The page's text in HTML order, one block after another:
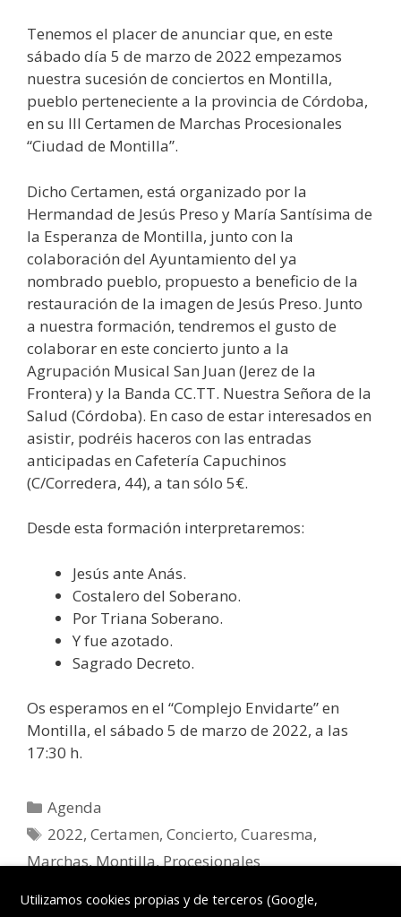
Tenemos el placer de anunciar que, en este
sábado día 5 de marzo de 2022 empezamos
nuestra sucesión de conciertos en Montilla,
pueblo perteneciente a la provincia de Córdoba,
en su III Certamen de Marchas Procesionales
“Ciudad de Montilla”.
Dicho Certamen, está organizado por la
Hermandad de Jesús Preso y María Santísima de
la Esperanza de Montilla, junto con la
colaboración del Ayuntamiento del ya
nombrado pueblo, propuesto a beneficio de la
restauración de la imagen de Jesús Preso. Junto
a nuestra formación, tendremos el gusto de
colaborar en este concierto junto a la
Agrupación Musical San Juan (Jerez de la
Frontera) y la Banda CC.TT. Nuestra Señora de la
Salud (Córdoba). En caso de estar interesados en
asistir, podréis haceros con las entradas
anticipadas en Cafetería Capuchinos
(C/Corredera, 44), a tan sólo 5€.
Desde esta formación interpretaremos:
Jesús ante Anás.
Costalero del Soberano.
Por Triana Soberano.
Y fue azotado.
Sagrado Decreto.
Os esperamos en el “Complejo Envidarte” en
Montilla, el sábado 5 de marzo de 2022, a las
17:30 h.
Agenda
2022,Certamen,Concierto,Cuaresma,
Marchas,Montilla,Procesionales
Utilizamos cookies propias y de terceros (Google,